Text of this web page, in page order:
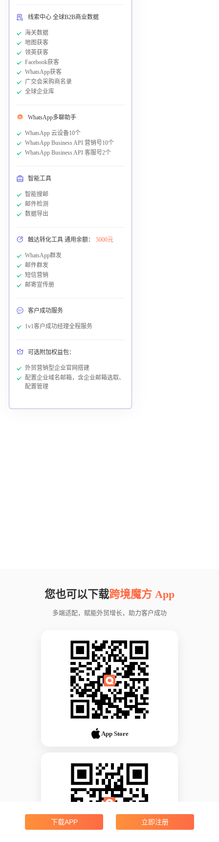
线索中心 全球B2B商业数据
海关数据
地图获客
领英获客
Facebook获客
WhatsApp获客
广交会采购商名录
全球企业库
WhatsApp多聊助手
WhatsApp 云设备10个
WhatsApp Business API 营销号10个
WhatsApp Business API 客服号2个
智能工具
智能搜邮
邮件检测
数据导出
触达转化工具 通用余额： 5000元
WhatsApp群发
邮件群发
短信营销
邮寄宣传册
客户成功服务
1v1客户成功经理全程服务
可选附加权益包：
外贸营销型企业官网搭建
配置企业域名邮箱，含企业邮箱选取、
配置管理
您也可以下载跨境魔方 App
多端适配，赋能外贸增长，助力客户成功
App Store
下载APP 立即注册